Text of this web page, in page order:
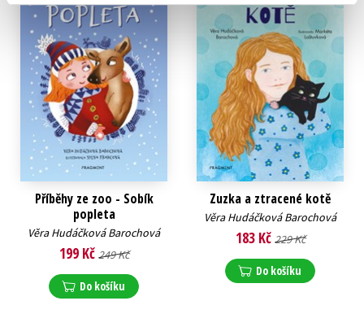
Příběhy ze zoo - Sobík
popleta
Věra Hudáčková Barochová
199 Kč 249 Kč
Do košíku
Zuzka a ztracené kotě
Věra Hudáčková Barochová
183 Kč 229 Kč
Do košíku